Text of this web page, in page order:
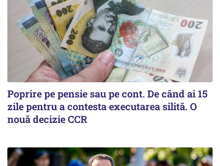
Poprire pe pensie sau pe cont. De când ai 15
zile pentru a contesta executarea silită. O
nouă decizie CCR